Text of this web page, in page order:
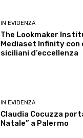
IN EVIDENZA
The Lookmaker
Mediaset Infinity
siciliani d’eccellenza
IN EVIDENZA
Claudia Cocuzza
Natale” a Palermo